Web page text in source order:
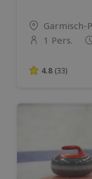
Standort
Garmisch-
Anzahl der
1 Pers.
4.8 von 5
4.8 (33)